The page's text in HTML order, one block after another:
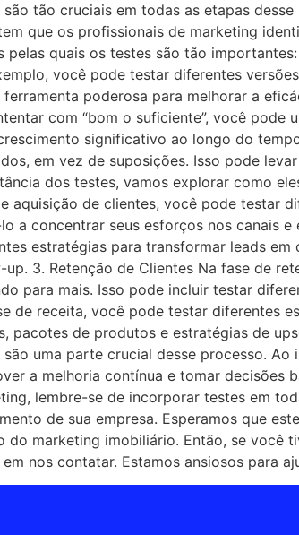
são tão cruciais em todas as etapas
que os profissionais de marketing
pelas quais os testes são tão
você pode testar diferentes
ferramenta poderosa para melhorar a
com “bom o suficiente”, você
significativo ao longo do
em vez de suposições. Isso pode
dos testes, vamos explorar como
aquisição de clientes, você pode testar
a concentrar seus esforços nos canais
estratégias para transformar leads
3. Retenção de Clientes Na fase de
para mais. Isso pode incluir testar
de receita, você pode testar diferentes
pacotes de produtos e estratégias de
são uma parte crucial desse processo.
a melhoria contínua e tomar decisões
lembre-se de incorporar testes em
de sua empresa. Esperamos que
do marketing imobiliário. Então, se você
em nos contatar. Estamos ansiosos para